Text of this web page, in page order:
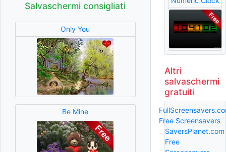
Salvaschermi consigliati
Only You
Be Mine
Altri
salvaschermi
gratuiti
Free Screensavers
SaversPlanet.com
Free